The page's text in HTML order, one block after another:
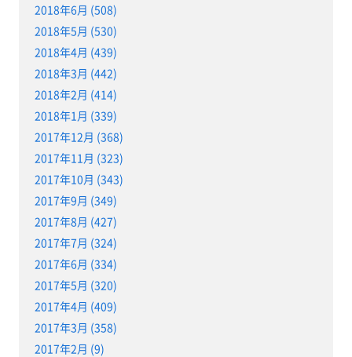
2018年6月 (508)
2018年5月 (530)
2018年4月 (439)
2018年3月 (442)
2018年2月 (414)
2018年1月 (339)
2017年12月 (368)
2017年11月 (323)
2017年10月 (343)
2017年9月 (349)
2017年8月 (427)
2017年7月 (324)
2017年6月 (334)
2017年5月 (320)
2017年4月 (409)
2017年3月 (358)
2017年2月 (9)